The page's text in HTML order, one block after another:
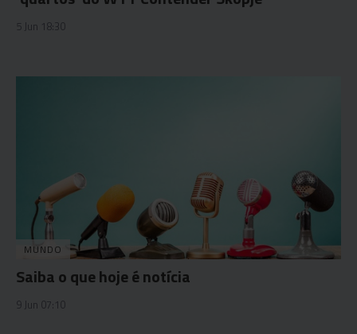
5 Jun 18:30
MUNDO
Saiba o que hoje é notícia
9 Jun 07:10